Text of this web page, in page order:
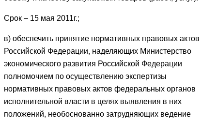
Срок – 15 мая 2011г.;
в) обеспечить принятие нормативных правовых актов
Российской Федерации, наделяющих Министерство
экономического развития Российской Федерации
полномочием по осуществлению экспертизы
нормативных правовых актов федеральных органов
исполнительной власти в целях выявления в них
положений, необоснованно затрудняющих ведение